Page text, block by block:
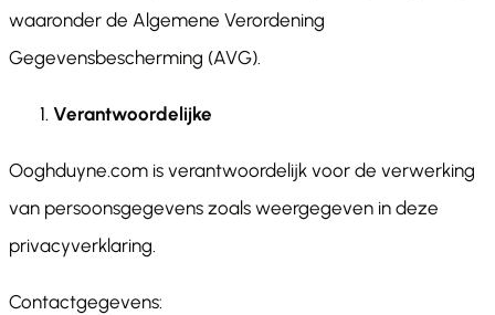
waaronder de Algemene Verordening
Gegevensbescherming (AVG).
Verantwoordelijke
Ooghduyne.com is verantwoordelijk voor de verwerking
van persoonsgegevens zoals weergegeven in deze
privacyverklaring.
Contactgegevens: